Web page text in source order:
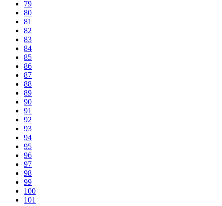
79
80
81
82
83
84
85
86
87
88
89
90
91
92
93
94
95
96
97
98
99
100
101